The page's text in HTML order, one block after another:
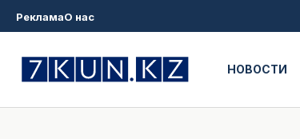
РекламаО нас
НОВОСТИ